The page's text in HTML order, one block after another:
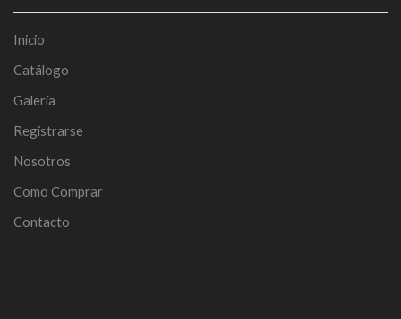
Inicio
Catálogo
Galería
Registrarse
Nosotros
Como Comprar
Contacto